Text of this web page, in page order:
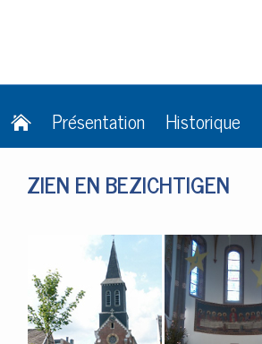
Présentation Historique
ZIEN EN BEZICHTIGEN